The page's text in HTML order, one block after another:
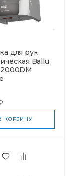
для рук
Ballu
КОРЗИНУ